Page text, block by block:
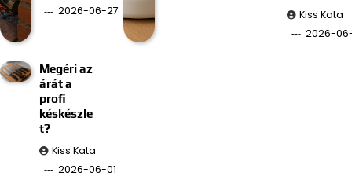
2026-06-27
Kiss Kata
2026-
Megéri az
árát a
profi
késkészle
t?
Kiss Kata
2026-06-01